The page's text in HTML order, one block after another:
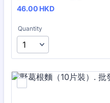
46.00 HKD
46.00 HKD
Quantity